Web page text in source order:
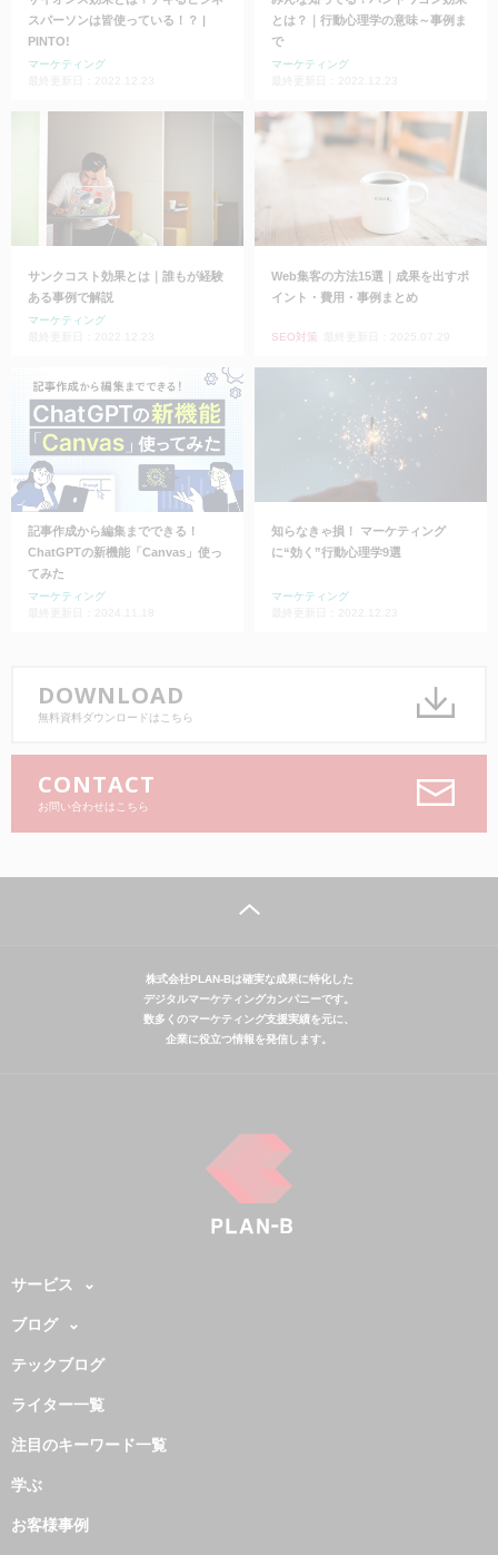
スパーソンは皆使っている！？ |
PINTO!
マーケティング
とは？｜行動心理学の意味～事例ま
で
マーケティング
サンクコスト効果とは｜誰もが経験
ある事例で解説
マーケティング
Web集客の方法15選｜成果を出すポ
イント・費用・事例まとめ
SEO対策
記事作成から編集までできる！
ChatGPTの新機能「Canvas」使っ
てみた
マーケティング
知らなきゃ損！ マーケティング
に“効く”行動心理学9選
マーケティング
DOWNLOAD
無料資料ダウンロードはこちら
CONTACT
お問い合わせはこちら
株式会社PLAN-Bは確実な成果に特化した
デジタルマーケティングカンパニーです。
数多くのマーケティング支援実績を元に、
企業に役立つ情報を発信します。
サービス
ブログ
テックブログ
ライター一覧
注目のキーワード一覧
学ぶ
お客様事例